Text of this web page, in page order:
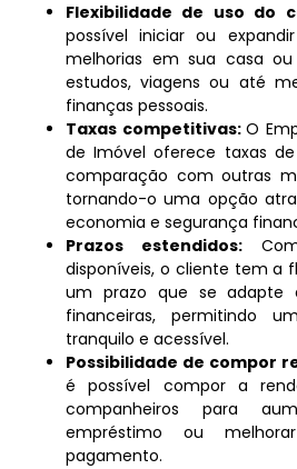
Flexibilidade de uso do
possível iniciar ou
melhorias em sua casa
estudos, viagens ou até
finanças pessoais.
Taxas competitivas:O
de Imóvel oferece taxas
comparação com outras
tornando-o uma opção
economia e segurança
Prazos estendidos:
disponíveis, o cliente tem a
um prazo que se adapte
financeiras, permitindo
tranquilo e acessível.
Possibilidade de compor
é possível compor a
companheiros para
empréstimo ou
pagamento.